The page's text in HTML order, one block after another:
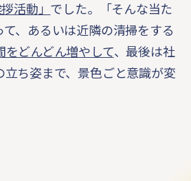
活動」 でした。「そんな当た
、あるいは近隣の清掃をする
をどんどん増やして、最後は社
ち姿まで、景色ごと意識が変